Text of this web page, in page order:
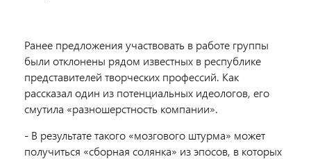
Ранее предложения участвовать в работе группы
были отклонены рядом известных в республике
представителей творческих профессий. Как
рассказал один из потенциальных идеологов, его
смутила «разношерстность компании».
- В результате такого «мозгового штурма» может
получиться «сборная солянка» из эпосов, в которых